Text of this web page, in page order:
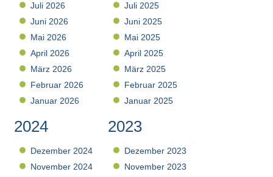
Juli 2026
Juni 2026
Mai 2026
April 2026
März 2026
Februar 2026
Januar 2026
Juli 2025
Juni 2025
Mai 2025
April 2025
März 2025
Februar 2025
Januar 2025
2024
Dezember 2024
November 2024
2023
Dezember 2023
November 2023